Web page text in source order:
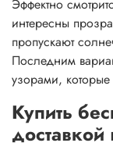
Эффектно
интересны
пропускают
Последним
узорами,
Купить